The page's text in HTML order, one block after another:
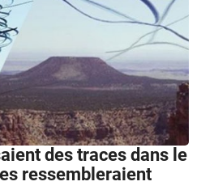
des traces dans le
ressembleraient